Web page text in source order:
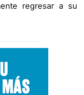
regresar a su